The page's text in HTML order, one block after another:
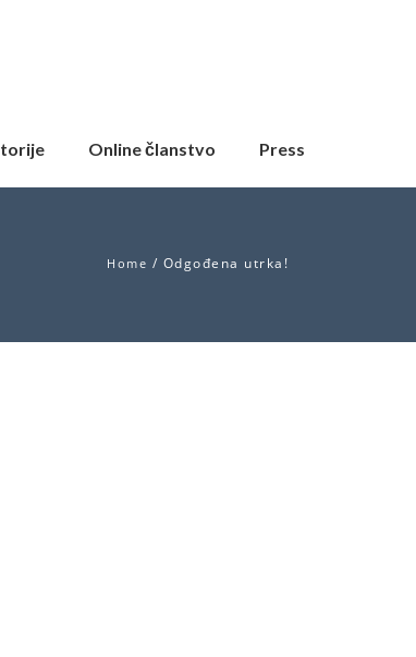
Online članstvo Press
Home / Odgođena utrka!